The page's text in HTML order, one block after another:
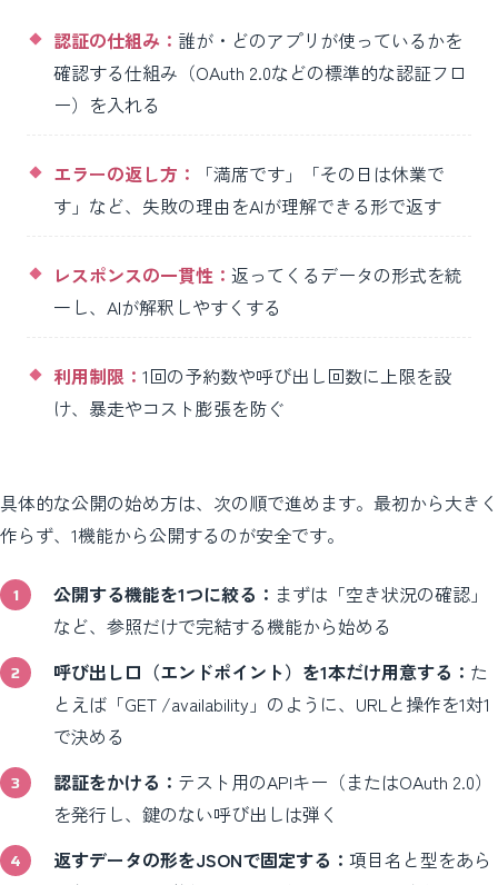
認証の仕組み： 誰が・どのアプリが使っているかを
確認する仕組み（OAuth 2.0などの標準的な認証フロ
ー）を入れる
エラーの返し方：
「満席です」「その日は休業で
す」など、失敗の理由をAIが理解できる形で返す
レスポンスの一貫性： 返ってくるデータの形式を統
一し、AIが解釈しやすくする
利用制限： 1回の予約数や呼び出し回数に上限を設
け、暴走やコスト膨張を防ぐ
具体的な公開の始め方は、次の順で進めます。最初から大きく
作らず、1機能から公開するのが安全です。
公開する機能を1つに絞る： まずは「空き状況の確認」
など、参照だけで完結する機能から始める
呼び出し口（エンドポイント）を1本だけ用意する： た
とえば「GET /availability」のように、URLと操作を1対1
で決める
認証をかける： テスト用のAPIキー（またはOAuth 2.0）
を発行し、鍵のない呼び出しは弾く
返すデータの形をJSONで固定する： 項目名と型をあら